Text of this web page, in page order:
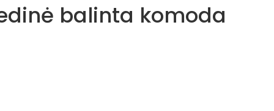
balinta komoda